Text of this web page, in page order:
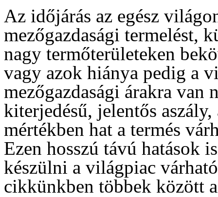
Az időjárás az egész
mezőgazdasági termelést,
nagy termőterületeken
vagy azok hiánya pedig a
mezőgazdasági árakra van
kiterjedésű, jelentős
mértékben hat a termés
Ezen hosszú távú hatások
készülni a világpiac
cikkünkben többek között